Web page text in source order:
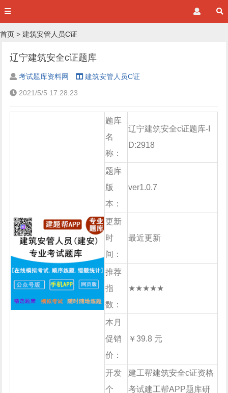
首页 > 建筑安管人员C证
辽宁建筑安全c证题库
考试题库资料网
建筑安管人员C证
2021/5/5 17:28:23
题库
名
称：
辽宁建筑安全c证题库-I
D:2918
题库
版
本：
ver1.0.7
更新
时
间：
最近更新
推荐
指
数：
★★★★★
本月
促销
价：
￥39.8 元
开发
个
建工帮建筑安全c证资格
考试建工帮APP题库研